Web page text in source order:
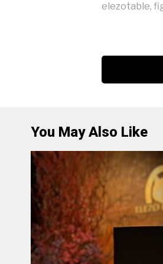
elezotable,
You May Also Like